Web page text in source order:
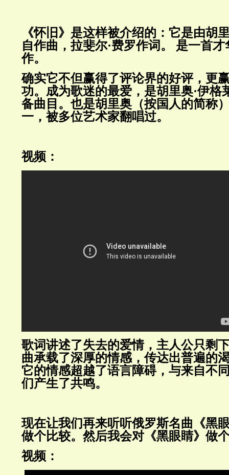
《怀旧》是这样被介绍的：它是由胡
自作曲，拉斐尔·费罗作词。
是一首才
作。
确实它不但赢得了评论界的好评，更
功。成为歌迷的最爱，是胡里奥·伊格
备曲目。也是胡里奥（按国人的简称
一，被多位艺术家翻唱过。
视频：
歌词讲述了失去的爱情，主人公只剩
曲承载了深厚的情感，传达出普遍的
它的情感超越了语言障碍，与来自不
们产生了共鸣。
现在让我们再来听听俄罗斯名曲《黑
做个比较。然后我会对《黑眼睛》做
视频：